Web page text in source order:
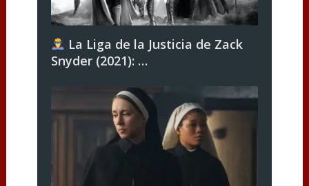
La Liga de la Justicia de Zack
Snyder (2021): …